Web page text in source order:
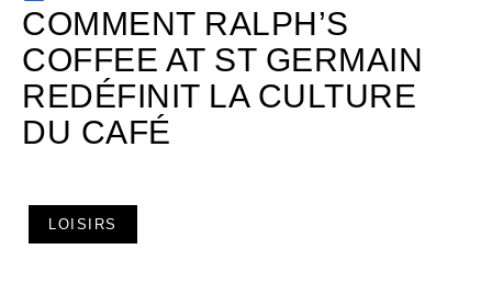
COMMENT RALPH’S
COFFEE AT ST GERMAIN
REDÉFINIT LA CULTURE
DU CAFÉ
LOISIRS